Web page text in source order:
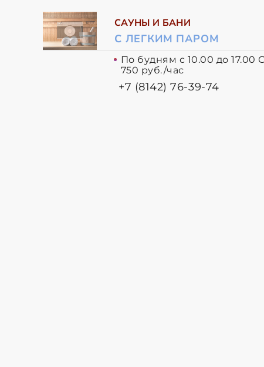
САУНЫ И БАНИ
С ЛЕГКИМ ПАРОМ
По будням с 10.00 до
750 руб./час
+7 (8142) 76-39-74